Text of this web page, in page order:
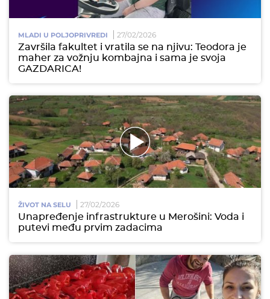
MLADI U POLJOPRIVREDI 27/02/2026
Završila fakultet i vratila se na njivu: Teodora je
maher za vožnju kombajna i sama je svoja
GAZDARICA!
ŽIVOT NA SELU 27/02/2026
Unapređenje infrastrukture u Merošini: Voda i
putevi među prvim zadacima